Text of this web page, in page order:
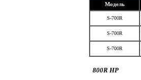
Модель
S-700R
S-700R
S-700R
800R HP